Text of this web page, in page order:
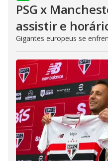
PSG x
assistir e
Gigantes europeus se